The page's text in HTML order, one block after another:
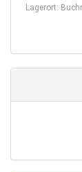
Lagerort: